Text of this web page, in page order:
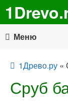
Меню
1Древо.ру «
Сруб